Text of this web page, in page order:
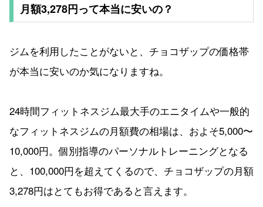
月額3,278円って本当に安いの？
ジムを利用したことがないと、チョコザップの価格帯
が本当に安いのか気になりますね。
24時間フィットネスジム最大手のエニタイムや一般的
なフィットネスジムの月額費の相場は、およそ5,000〜
10,000円。個別指導のパーソナルトレーニングとなる
と、100,000円を超えてくるので、チョコザップの月額
3,278円はとてもお得であると言えます。